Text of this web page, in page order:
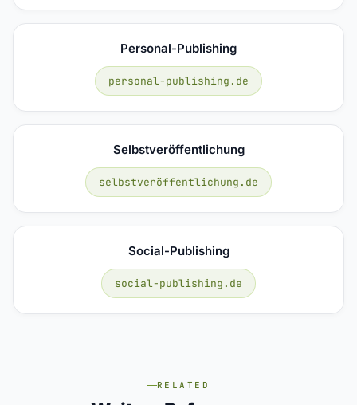
Personal-Publishing
personal-publishing.de
Selbstveröffentlichung
selbstveröffentlichung.de
Social-Publishing
social-publishing.de
RELATED